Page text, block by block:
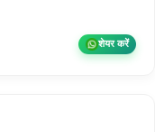
शेयर करें